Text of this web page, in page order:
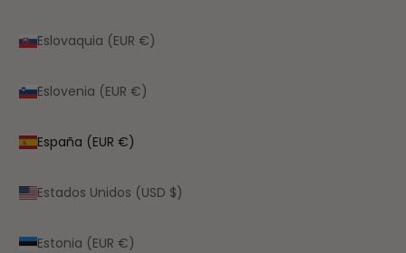
Eslovaquia (EUR €)
Eslovenia (EUR €)
España (EUR €)
Estados Unidos (USD $)
Estonia (EUR €)